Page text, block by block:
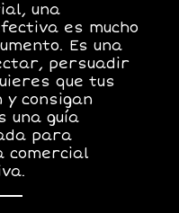
una
es mucho
Es una
persuadir
que tus
consigan
una guía
para
comercial